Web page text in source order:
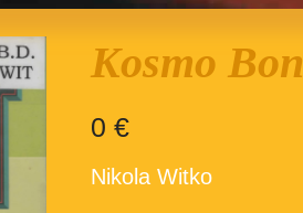
Kosmo
0€
Nikola Witko